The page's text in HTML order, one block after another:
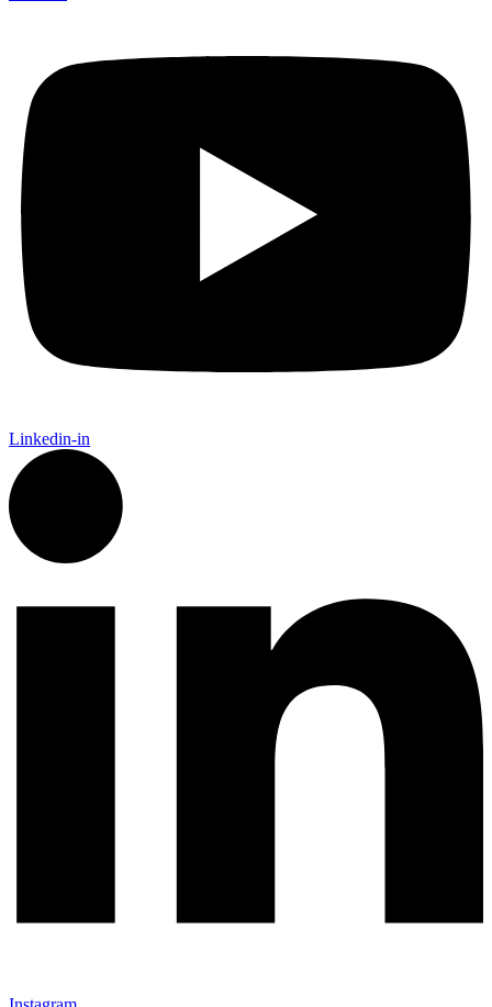
Linkedin-in